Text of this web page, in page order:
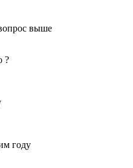
выше
?
году